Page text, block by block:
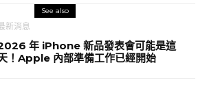
See also
新消息
年 iPhone 新品發表會可能是這
！Apple 內部準備工作已經開始